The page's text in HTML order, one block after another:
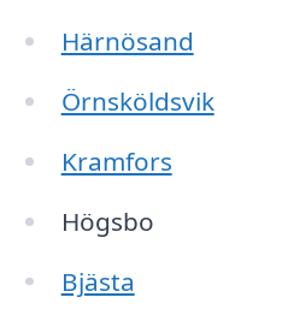
Härnösand
Örnsköldsvik
Kramfors
Högsbo
Bjästa